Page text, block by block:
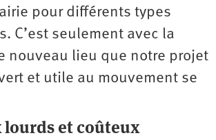
pour différents types
C’est seulement avec la
nouveau lieu que notre projet
et utile au mouvement se
lourds et coûteux